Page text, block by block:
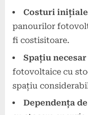
Costuri
panourilor
fi costisitoare.
Spațiu
fotovoltaice cu
spațiu
Dependența